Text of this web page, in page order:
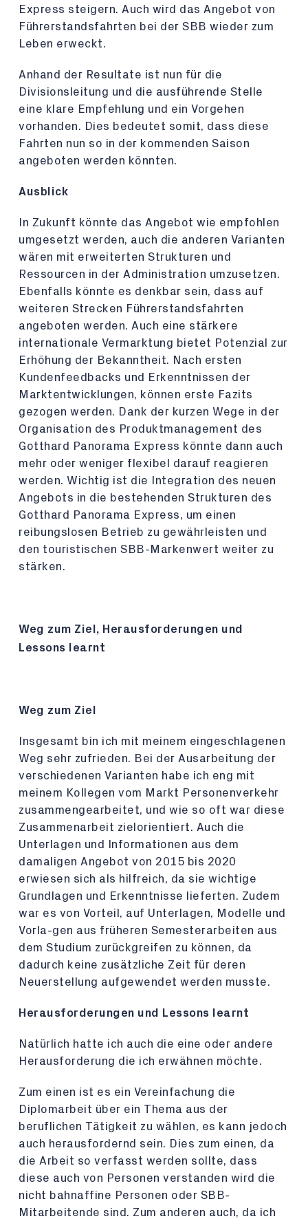
Express steigern. Auch wird das Angebot von
Führerstandsfahrten bei der SBB wieder zum
Leben erweckt.
Anhand der Resultate ist nun für die
Divisionsleitung und die ausführende Stelle
eine klare Empfehlung und ein Vorgehen
vorhanden. Dies bedeutet somit, dass diese
Fahrten nun so in der kommenden Saison
angeboten werden könnten.
Ausblick
In Zukunft könnte das Angebot wie empfohlen
umgesetzt werden, auch die anderen Varianten
wären mit erweiterten Strukturen und
Ressourcen in der Administration umzusetzen.
Ebenfalls könnte es denkbar sein, dass auf
weiteren Strecken Führerstandsfahrten
angeboten werden. Auch eine stärkere
internationale Vermarktung bietet Potenzial zur
Erhöhung der Bekanntheit. Nach ersten
Kundenfeedbacks und Erkenntnissen der
Marktentwicklungen, können erste Fazits
gezogen werden. Dank der kurzen Wege in der
Organisation des Produktmanagement des
Gotthard Panorama Express könnte dann auch
mehr oder weniger flexibel darauf reagieren
werden. Wichtig ist die Integration des neuen
Angebots in die bestehenden Strukturen des
Gotthard Panorama Express, um einen
reibungslosen Betrieb zu gewährleisten und
den touristischen SBB-Markenwert weiter zu
stärken.
Weg zum Ziel, Herausforderungen und
Lessons learnt
Weg zum Ziel
Insgesamt bin ich mit meinem eingeschlagenen
Weg sehr zufrieden. Bei der Ausarbeitung der
verschiedenen Varianten habe ich eng mit
meinem Kollegen vom Markt Personenverkehr
zusammengearbeitet, und wie so oft war diese
Zusammenarbeit zielorientiert. Auch die
Unterlagen und Informationen aus dem
damaligen Angebot von 2015 bis 2020
erwiesen sich als hilfreich, da sie wichtige
Grundlagen und Erkenntnisse lieferten. Zudem
war es von Vorteil, auf Unterlagen, Modelle und
Vorla-gen aus früheren Semesterarbeiten aus
dem Studium zurückgreifen zu können, da
dadurch keine zusätzliche Zeit für deren
Neuerstellung aufgewendet werden musste.
Herausforderungen und Lessons learnt
Natürlich hatte ich auch die eine oder andere
Herausforderung die ich erwähnen möchte.
Zum einen ist es ein Vereinfachung die
Diplomarbeit über ein Thema aus der
beruflichen Tätigkeit zu wählen, es kann jedoch
auch herausfordernd sein. Dies zum einen, da
die Arbeit so verfasst werden sollte, dass
diese auch von Personen verstanden wird die
nicht bahnaffine Personen oder SBB-
Mitarbeitende sind. Zum anderen auch, da ich